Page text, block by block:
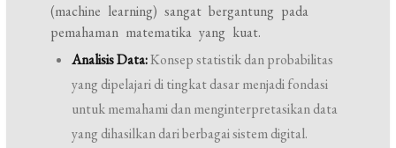
(machine learning) sangat bergantung pada
pemahaman matematika yang kuat.
Analisis Data:Konsep statistik dan probabilitas
yang dipelajari di tingkat dasar menjadi fondasi
untuk memahami dan menginterpretasikan data
yang dihasilkan dari berbagai sistem digital.